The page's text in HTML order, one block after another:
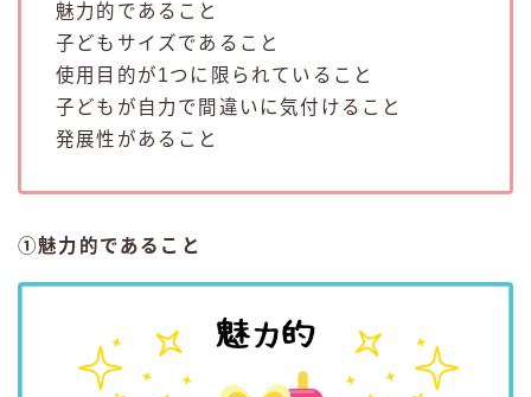
魅力的であること
子どもサイズであること
使用目的が1つに限られていること
子どもが自力で間違いに気付けること
発展性があること
①魅力的であること